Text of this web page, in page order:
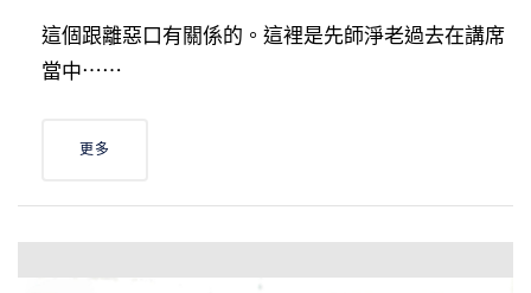
這個跟離惡口有關係的。這裡是先師淨老過去在講席
當中⋯⋯
更多